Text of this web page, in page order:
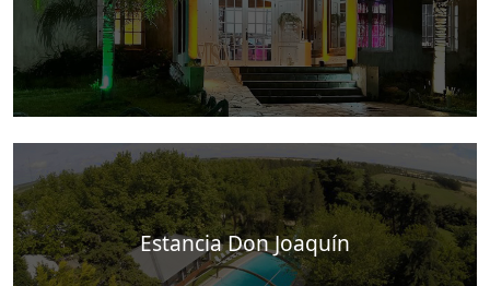
Estancia Don Joaquín